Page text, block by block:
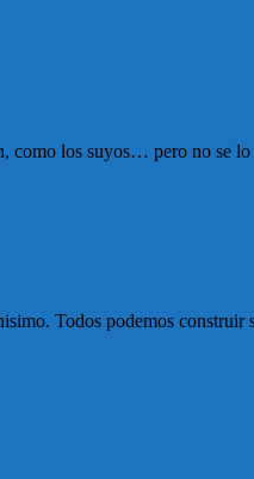
como los suyos… pero no se
Todos podemos construir